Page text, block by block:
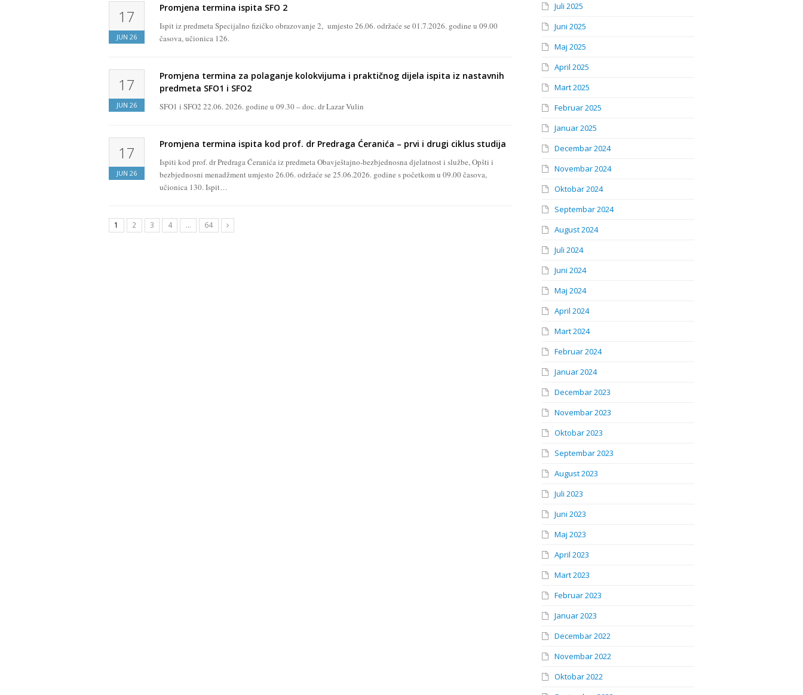
17
JUN 26
Promjena termina ispita SFO 2
Ispit iz predmeta Specijalno fizičko obrazovanje 2, umjesto 26.06. održaće se 01.7.2026. godine u 09.00
časova, učionica 126.
17
JUN 26
Promjena termina za polaganje kolokvijuma i praktičnog dijela ispita iz nastavnih
predmeta SFO1 i SFO2
SFO1 i SFO2 22.06. 2026. godine u 09.30 – doc. dr Lazar Vulin
17
JUN 26
Promjena termina ispita kod prof. dr Predraga Ćeranića – prvi i drugi ciklus studija
Ispiti kod prof. dr Predraga Ćeranića iz predmeta Obavještajno-bezbjednosna djelatnost i službe, Opšti i
bezbjednosni menadžment umjesto 26.06. održaće se 25.06.2026. godine s početkom u 09.00 časova,
učionica 130. Ispit…
1 2 3 4 … 64
Juli 2025
Juni 2025
Maj 2025
April 2025
Mart 2025
Februar 2025
Januar 2025
Decembar 2024
Novembar 2024
Oktobar 2024
Septembar 2024
August 2024
Juli 2024
Juni 2024
Maj 2024
April 2024
Mart 2024
Februar 2024
Januar 2024
Decembar 2023
Novembar 2023
Oktobar 2023
Septembar 2023
August 2023
Juli 2023
Juni 2023
Maj 2023
April 2023
Mart 2023
Februar 2023
Januar 2023
Decembar 2022
Novembar 2022
Oktobar 2022